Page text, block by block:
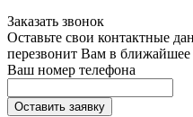
Заказать звонок
Оставьте свои контактные
перезвонит Вам в ближайшее
Ваш номер телефона